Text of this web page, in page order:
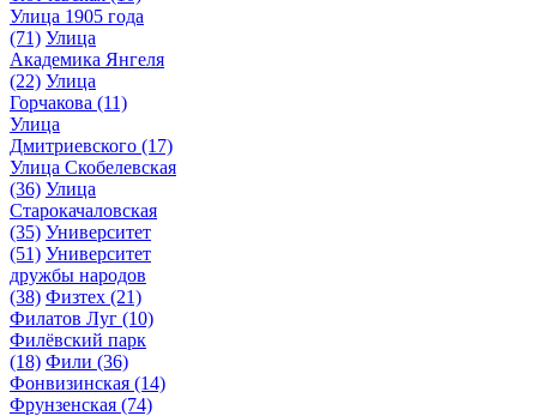
Улица 1905 года
(71) Улица
Академика Янгеля
(22) Улица
Горчакова (11)
Улица
Дмитриевского (17)
Улица Скобелевская
(36) Улица
Старокачаловская
(35) Университет
(51) Университет
дружбы народов
(38) Физтех (21)
Филатов Луг (10)
Филёвский парк
(18) Фили (36)
Фонвизинская (14)
Фрунзенская (74)